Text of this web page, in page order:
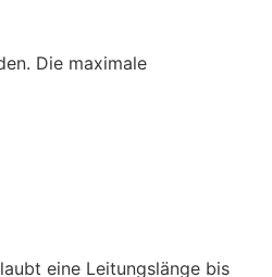
Die maximale
eine Leitungslänge bis